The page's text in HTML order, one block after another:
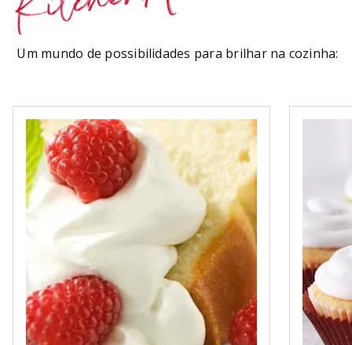
Um mundo de possibilidades para brilhar na cozinha: